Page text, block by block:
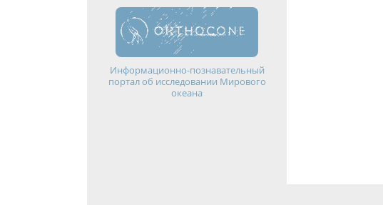
Информационно-познавательный
портал об исследовании Мирового
океана